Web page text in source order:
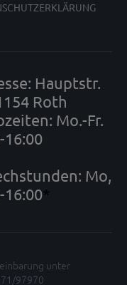
Hauptstr.
Roth
Mo.-Fr.
16:00
Mo,
16:00*
unter
97970